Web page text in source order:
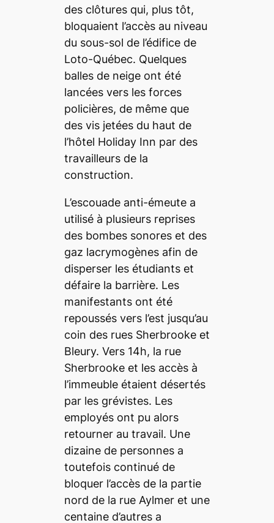
des clôtures qui, plus tôt,
bloquaient l’accès au niveau
du sous-sol de l’édifice de
Loto-Québec. Quelques
balles de neige ont été
lancées vers les forces
policières, de même que
des vis jetées du haut de
l’hôtel Holiday Inn par des
travailleurs de la
construction.
L’escouade anti-émeute a
utilisé à plusieurs reprises
des bombes sonores et des
gaz lacrymogènes afin de
disperser les étudiants et
défaire la barrière. Les
manifestants ont été
repoussés vers l’est jusqu’au
coin des rues Sherbrooke et
Bleury. Vers 14h, la rue
Sherbrooke et les accès à
l’immeuble étaient désertés
par les grévistes. Les
employés ont pu alors
retourner au travail. Une
dizaine de personnes a
toutefois continué de
bloquer l’accès de la partie
nord de la rue Aylmer et une
centaine d’autres a